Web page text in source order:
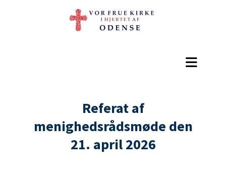
Referat af
menighedsrådsmøde den
21. april 2026